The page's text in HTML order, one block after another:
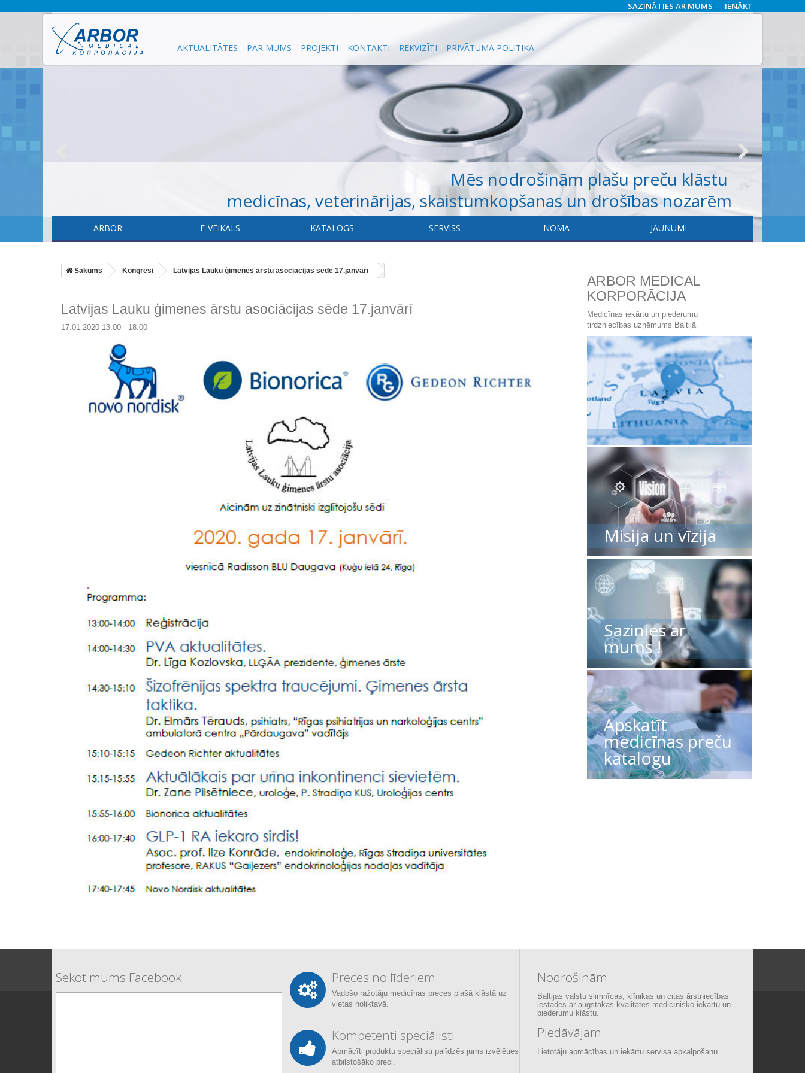
IENĀKT
SAZINĀTIES AR MUMS
AKTUALITĀTES PAR MUMS PROJEKTI KONTAKTI REKVIZĪTI PRIVĀTUMA POLITIKA
Mēs nodrošinām plašupreču klāstu
medicīnas, veterinārijas, skaistumkopšanas un drošības nozarēm
ARBOR E-VEIKALS KATALOGS ​SERVISS NOMA JAUNUMI
Sākums Kongresi Latvijas Lauku ģimenes ārstu asociācijas sēde 17.janvārī
Latvijas Lauku ģimenes ārstu asociācijas sēde 17.janvārī
17.01.2020 13:00 - 18:00
ARBOR MEDICAL
KORPORĀCIJA
Medicīnas iekārtu un piederumu
tirdzniecības uzņēmums Baltijā
Misija un vīzija
Sazinies ar
mums !
Apskatīt
medicīnas preču
katalogu
Sekot mums Facebook Preces no līderiem
Vadošo ražotāju medicīnas preces plašā klāstā uz
vietas noliktavā.
Kompetenti speciālisti
Apmācīti produktu speciālisti palīdzēs jums izvēlēties
atbilstošāko preci.
Nodrošinām
Baltijas valstu slimnīcas, klīnikas un citas ārstniecības
iestādes ar augstākās kvalitātes medicīnisko iekārtu un
piederumu klāstu.
Piedāvājam
Lietotāju apmācības un iekārtu servisa apkalpošanu.